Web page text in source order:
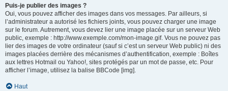
Puis-je publier des images ?
Oui, vous pouvez afficher des images dans vos messages. Par ailleurs, si
l’administrateur a autorisé les fichiers joints, vous pouvez charger une image
sur le forum. Autrement, vous devez lier une image placée sur un serveur Web
public, exemple : http://www.exemple.com/mon-image.gif. Vous ne pouvez pas
lier des images de votre ordinateur (sauf si c’est un serveur Web public) ni des
images placées derrière des mécanismes d’authentification, exemple : Boîtes
aux lettres Hotmail ou Yahoo!, sites protégés par un mot de passe, etc. Pour
afficher l’image, utilisez la balise BBCode [img].
Haut